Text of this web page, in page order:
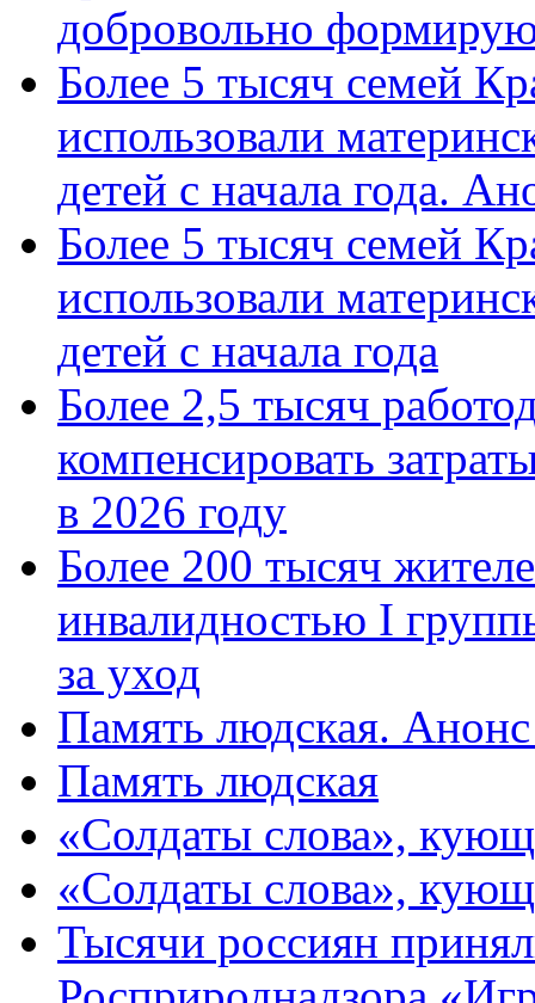
добровольно
Более 5 тысяч семей
использовали
детей с начала года.
Более 5 тысяч семей
использовали
детей с начала года
Более 2,5 тысяч
компенсировать
в 2026 году
Более 200 тысяч
инвалидностью I
за уход
Память людская.
Память людская
«Солдаты слова»,
«Солдаты слова»,
Тысячи россиян